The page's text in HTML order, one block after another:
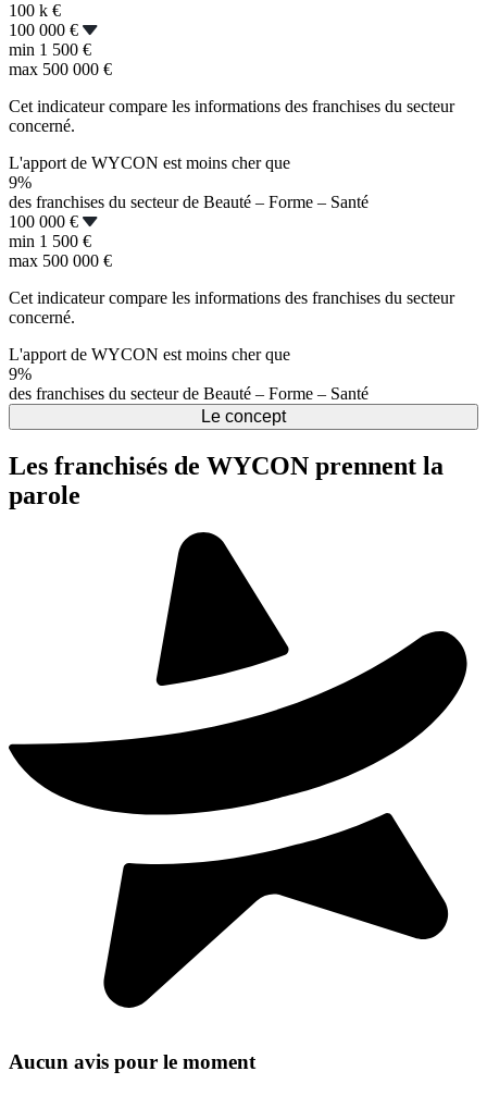
100 k €
100 000 €
min 1 500 €
max 500 000 €
Cet indicateur compare les informations des franchises du secteur
concerné.
L'apport de WYCON est moins cher que
9%
des franchises du secteur de Beauté – Forme – Santé
100 000 €
min 1 500 €
max 500 000 €
Cet indicateur compare les informations des franchises du secteur
concerné.
L'apport de WYCON est moins cher que
9%
des franchises du secteur de Beauté – Forme – Santé
Le concept
Les franchisés de WYCON prennent la
parole
Aucun avis pour le moment